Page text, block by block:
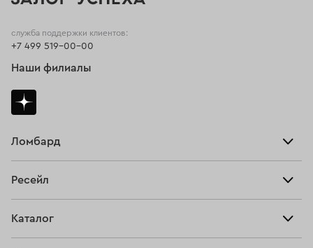
Ломбард
Тарифы
Ресейл
Каталог
служба поддержки клиентов:
+7 499 519-00-00
Наши филиалы